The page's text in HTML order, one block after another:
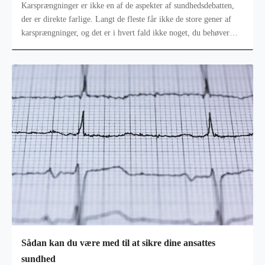
Karsprængninger er ikke en af de aspekter af sundhedsdebatten,
der er direkte farlige. Langt de fleste får ikke de store gener af
karsprængninger, og det er i hvert fald ikke noget, du behøver
Sådan kan du være med til at sikre dine ansattes
sundhed